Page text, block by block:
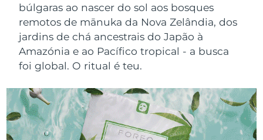
búlgaras ao nascer do sol aos bosques
remotos de mānuka da Nova Zelândia, dos
jardins de chá ancestrais do Japão à
Amazónia e ao Pacífico tropical - a busca
foi global. O ritual é teu.
LUNA™ 4 Plus
Massage, LED heating
LUNA™ 4 Men
For men, anti-aging massage
BEAR™ 2 go
Microcurrent toning on-the-go
BEAR™ 2 eyes & lips
Microcurrent line smoothing device
Hidratação
UFO™ 3 kit
Deep facial hydration
UFO™ 3 LED
Near-infrared and red light therapy
device
Cuidado oral
issa™ 4
Hybrid silicone sonic toothbrush
issa™ 4 plus
Smart hybrid silicone sonic toothbrush
TRATAMENTO ANTIENVELHECIMENTO
FAQ™
Antienvelhecimento Tratamentos LED
NEW
Bósnia e
Herzegovina
Entrega prevista
Brunei Entrega prevista
Bulgária
Canadá Entrega prevista8/13/26
Chile Entrega prevista 8/13/26